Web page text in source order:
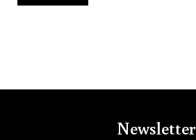
Newsletter